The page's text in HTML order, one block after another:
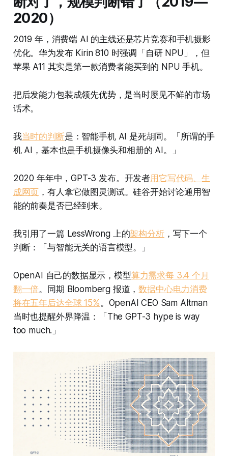
2020）
2019 年，消费端 AI 的主线还是芯片竞赛和手机摄影
优化。华为发布 Kirin 810 时强调「自研 NPU」，但
苹果 A11 其实是第一款消费者能买到的 NPU 手机。
把后发能力包装成领先优势，是当时屡见不鲜的市场
话术。
我当时的判断是：智能手机 AI 是死胡同。「所谓的手
机 AI，基本也是手机摄像头和相册的 AI。」
2020 年年中，GPT-3 发布。开发者用它写代码、生
成网页 ，有人拿它做图灵测试。硅谷开始讨论通用智
能的前奏是否已经到来。
我引用了一篇 LessWrong 上的架构分析，写下一个
判断：「与智能无关的语言模型。」
OpenAI 自己的数据显示，模型算力需求每 3.4 个月
翻一倍。同期 Bloomberg 报道，数据中心电力消费
将在五年后达全球 15%。OpenAI CEO Sam Altman
当时也提醒外界降温：「The GPT-3 hype is way
too much.」